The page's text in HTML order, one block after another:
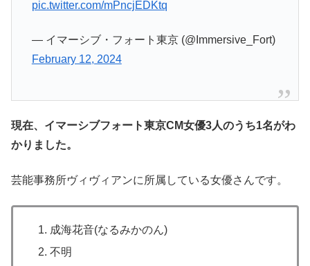
pic.twitter.com/mPncjEDKtq
— イマーシブ・フォート東京 (@Immersive_Fort)
February 12, 2024
現在、イマーシブフォート東京CM女優3人のうち1名がわ
かりました。
芸能事務所ヴィヴィアンに所属している女優さんです。
成海花音(なるみかのん)
不明